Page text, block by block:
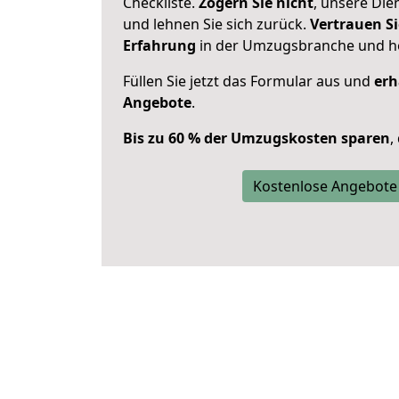
und lehnen Sie sich zurück. Vertrauen
Erfahrung in der Umzugsbranche und
Füllen Sie jetzt das Formular aus und
Angebote.
Bis zu 60 % der Umzugskosten sparen,
Kostenlose